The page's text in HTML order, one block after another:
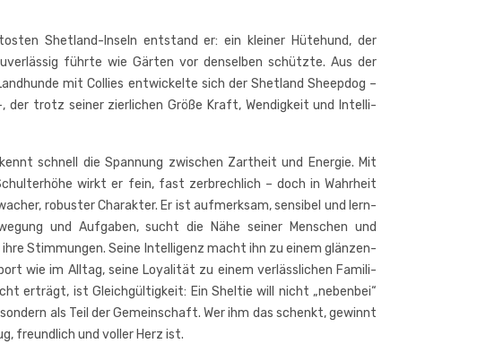
Shet­land-Inseln ent­stand er: ein klei­ner Hüte­hund, der
führ­te wie Gär­ten vor den­sel­ben schütz­te. Aus der
mit Col­lies ent­wi­ckel­te sich der Shet­land Sheep­dog –
der trotz sei­ner zier­li­chen Grö­ße Kraft, Wen­dig­keit und Intel­li­
schnell die Span­nung zwi­schen Zart­heit und Ener­gie. Mit
wirkt er fein, fast zer­brech­lich – doch in Wahr­heit
robus­ter Cha­rak­ter. Er ist auf­merk­sam, sen­si­bel und lern­
und Auf­ga­ben, sucht die Nähe sei­ner Men­schen und
Stim­mun­gen. Sei­ne Intel­li­genz macht ihn zu einem glän­zen­
wie im All­tag, sei­ne Loya­li­tät zu einem ver­läss­li­chen Fami­li­
erträgt, ist Gleich­gül­tig­keit: Ein Shel­tie will nicht „neben­bei“
als Teil der Gemein­schaft. Wer ihm das schenkt, gewinnt
freund­lich und vol­ler Herz ist.